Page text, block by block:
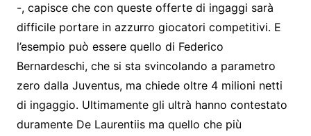
-, capisce che con queste offerte di ingaggi sarà
difficile portare in azzurro giocatori competitivi. E
l’esempio può essere quello di Federico
Bernardeschi, che si sta svincolando a parametro
zero dalla Juventus, ma chiede oltre 4 milioni netti
di ingaggio. Ultimamente gli ultrà hanno contestato
duramente De Laurentiis ma quello che più